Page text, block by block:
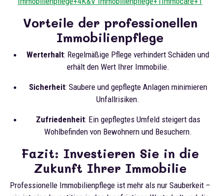
Vorteile der professionellen
Immobilienpflege
Werterhalt: Regelmäßige Pflege verhindert Schäden und
erhält den Wert Ihrer Immobilie.
Sicherheit: Saubere und gepflegte Anlagen minimieren
Unfallrisiken.
Zufriedenheit: Ein gepflegtes Umfeld steigert das
Wohlbefinden von Bewohnern und Besuchern.
Fazit: Investieren Sie in die
Zukunft Ihrer Immobilie
Professionelle Immobilienpflege ist mehr als nur Sauberkeit –